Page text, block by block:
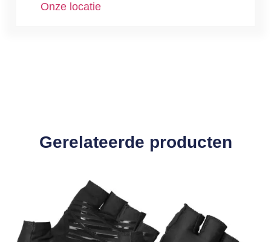
Onze locatie
Gerelateerde producten